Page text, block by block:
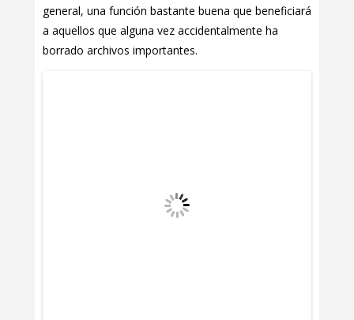
general, una función bastante buena que beneficiará
a aquellos que alguna vez accidentalmente ha
borrado archivos importantes.